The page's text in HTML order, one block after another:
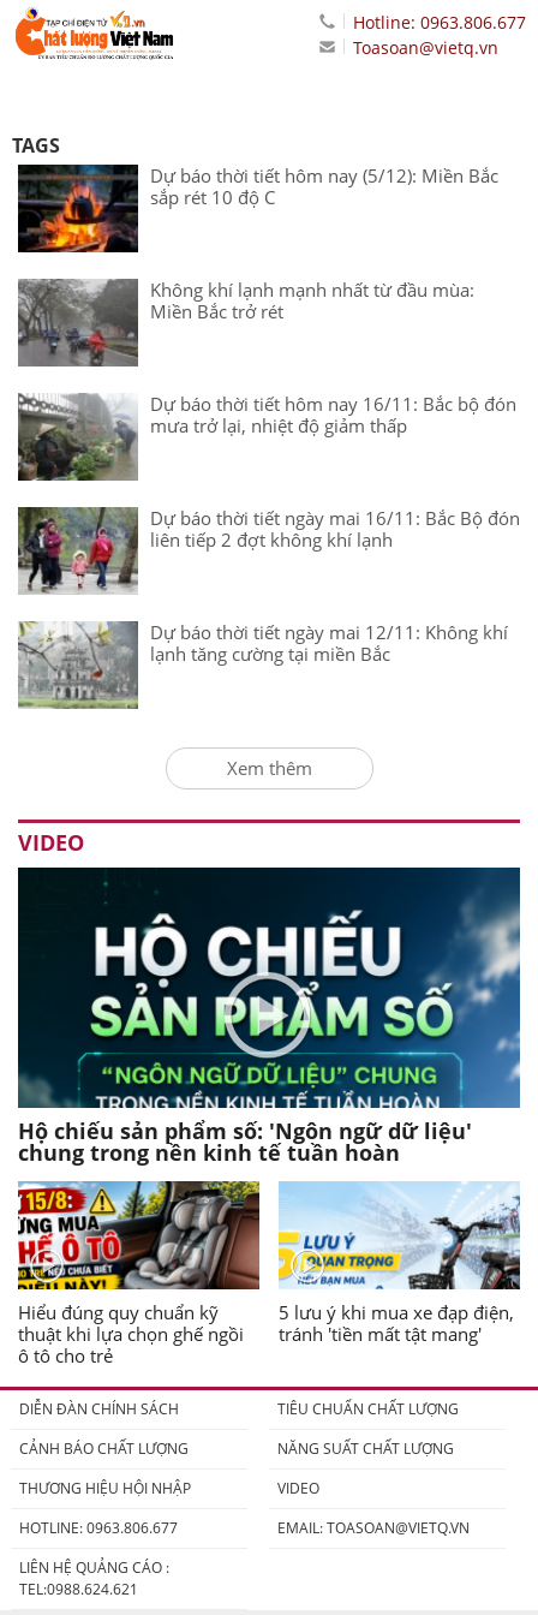
Hotline: 0963.806.677
Toasoan@vietq.vn
TAGS
Dự báo thời tiết hôm nay (5/12): Miền Bắc
sắp rét 10 độ C
Không khí lạnh mạnh nhất từ đầu mùa:
Miền Bắc trở rét
Dự báo thời tiết hôm nay 16/11: Bắc bộ đón
mưa trở lại, nhiệt độ giảm thấp
Dự báo thời tiết ngày mai 16/11: Bắc Bộ đón
liên tiếp 2 đợt không khí lạnh
Dự báo thời tiết ngày mai 12/11: Không khí
lạnh tăng cường tại miền Bắc
Xem thêm
VIDEO
Hộ chiếu sản phẩm số: 'Ngôn ngữ dữ liệu'
chung trong nền kinh tế tuần hoàn
Hiểu đúng quy chuẩn kỹ
thuật khi lựa chọn ghế ngồi
ô tô cho trẻ
5 lưu ý khi mua xe đạp điện,
tránh 'tiền mất tật mang'
DIỄN ĐÀN CHÍNH SÁCH
TIÊU CHUẨN CHẤT LƯỢNG
CẢNH BÁO CHẤT LƯỢNG
NĂNG SUẤT CHẤT LƯỢNG
THƯƠNG HIỆU HỘI NHẬP
VIDEO
HOTLINE: 0963.806.677
EMAIL:TOASOAN@VIETQ.VN
LIÊN HỆ QUẢNG CÁO :
TEL:0988.624.621